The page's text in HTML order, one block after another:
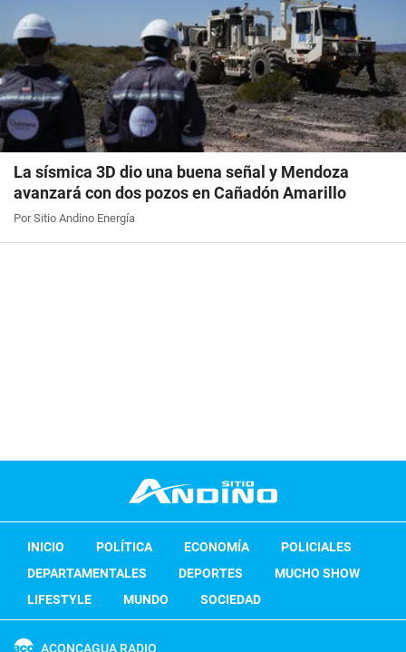
La sísmica 3D dio una buena señal y Mendoza
avanzará con dos pozos en Cañadón Amarillo
Por Sitio Andino Energía
INICIO POLÍTICA ECONOMÍA
POLICIALES
DEPARTAMENTALES
DEPORTES
MUCHO SHOW
LIFESTYLE
MUNDO SOCIEDAD
ACONCAGUA RADIO